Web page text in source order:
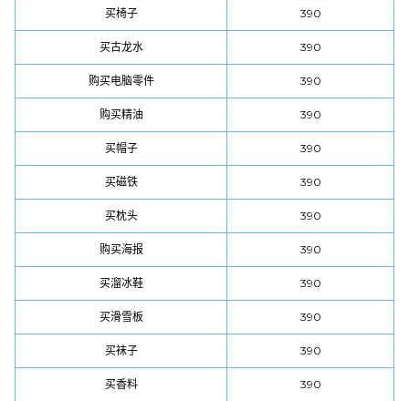
买椅子 390
买古龙水 390
购买电脑零件 390
购买精油 390
买帽子 390
买磁铁 390
买枕头 390
购买海报 390
买溜冰鞋 390
买滑雪板 390
买袜子 390
买香料 390